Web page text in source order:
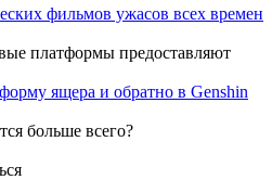
фильмов ужасов всех времен
платформы предоставляют
ящера и обратно в Genshin
больше всего?